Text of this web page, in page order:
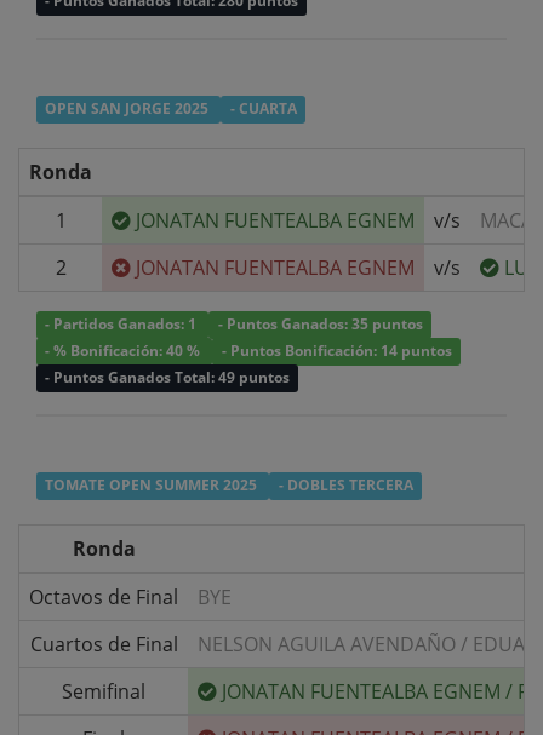
OPEN SAN JORGE 2025 - CUARTA
Ronda
1
JONATAN FUENTEALBA EGNEM v/s
2
JONATAN FUENTEALBA EGNEM v/s
- Partidos Ganados: 1
- Puntos Ganados: 35 puntos
- % Bonificación: 40 %
- Puntos Bonificación: 14 puntos
- Puntos Ganados Total: 49 puntos
TOMATE OPEN SUMMER 2025 - DOBLES TERCERA
Ronda
Octavos de Final
BYE
Cuartos de Final
NELSON AGUILA AVENDAÑO /
Semifinal
JONATAN FUENTEALBA EGNEM /